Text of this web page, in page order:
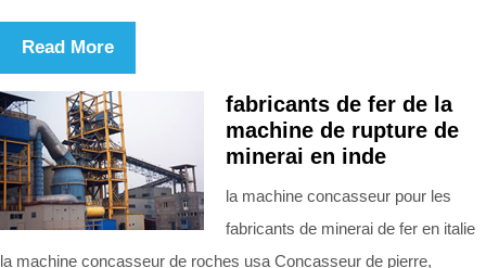
Read More
fabricants de fer de la
machine de rupture de
minerai en inde
la machine concasseur pour les
fabricants de minerai de fer en italie
la machine concasseur de roches usa Concasseur de pierre,